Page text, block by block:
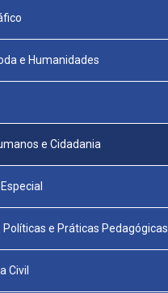
e Humanidades
e Cidadania
Políticas e Práticas Pedagógicas
Civil